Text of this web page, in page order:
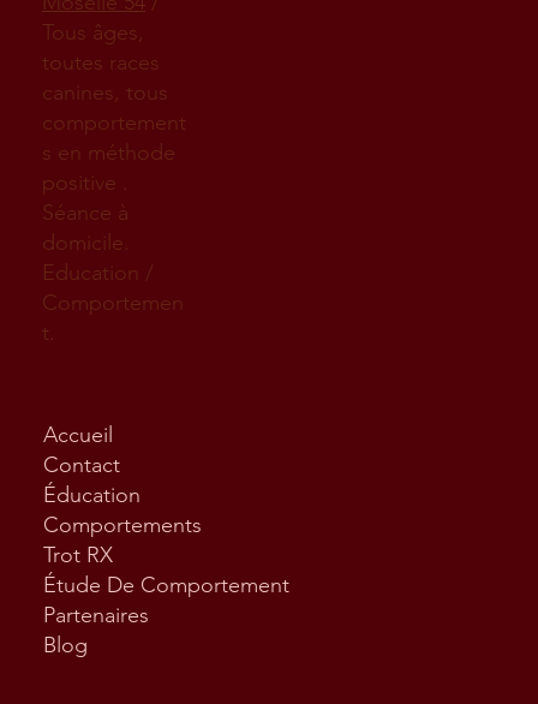
Tous âges,
toutes races
canines, tous
comportement
s en méthode
positive .
Séance à
domicile.
Education /
Comportemen
t.
Accueil
Contact
Éducation
Comportements
Trot RX
Étude De Comportement
Partenaires
Blog